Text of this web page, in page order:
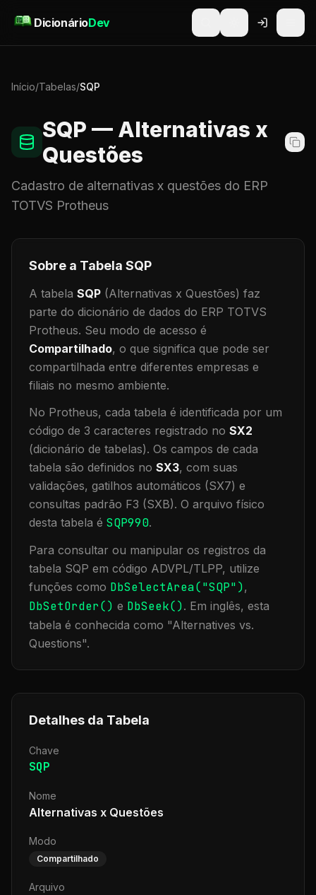
DicionárioDev
Início/Tabelas/SQP
SQP — Alternativas x
Questões
Cadastro de alternativas x questões do ERP
TOTVS Protheus
Sobre a Tabela SQP
A tabela SQP (Alternativas x Questões) faz
parte do dicionário de dados do ERP TOTVS
Protheus. Seu modo de acesso é
Compartilhado, o que significa que pode ser
compartilhada entre diferentes empresas e
filiais no mesmo ambiente.
No Protheus, cada tabela é identificada por um
código de 3 caracteres registrado no SX2
(dicionário de tabelas). Os campos de cada
tabela são definidos no SX3, com suas
validações, gatilhos automáticos (SX7) e
consultas padrão F3 (SXB). O arquivo físico
desta tabela é SQP990.
Para consultar ou manipular os registros da
tabela SQP em código ADVPL/TLPP, utilize
funções como DbSelectArea("SQP"),
DbSetOrder() e DbSeek(). Em inglês, esta
tabela é conhecida como "Alternatives vs.
Questions".
Detalhes da Tabela
Chave
SQP
Nome
Alternativas x Questões
Modo
Compartilhado
Arquivo